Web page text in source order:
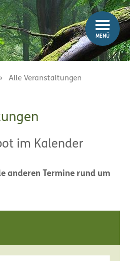
MENÜ
Alle Veranstaltungen
im Kalender
anderen Termine rund um